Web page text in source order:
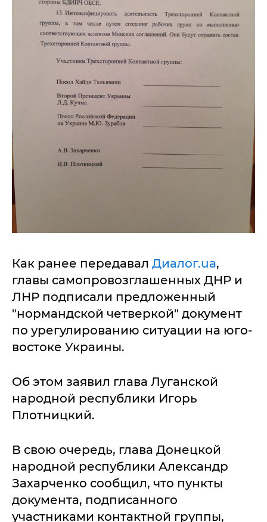
Как ранее передавал Диалог.ua,
главы самопровозглашенных ДНР и
ЛНР подписали предложенный
"нормандской четверкой" документ
по урегулированию ситуации на юго-
востоке Украины.
Об этом заявил глава Луганской
народной республики Игорь
Плотницкий.
В свою очередь, глава Донецкой
народной республики Александр
Захарченко сообщил, что пункты
документа, подписанного
участниками контактной группы,